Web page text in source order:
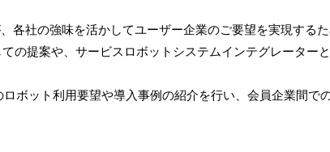
社の強味を活かしてユーザー企業のご要望を実現する
の提案や、サービスロボットシステムインテグレーター
ボット利用要望や導入事例の紹介を行い、会員企業間で